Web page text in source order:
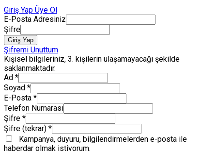
Giriş Yap Üye Ol
E-Posta Adresiniz
Şifre
Giriş Yap
Şifremi Unuttum
Kişisel bilgileriniz, 3. kişilerin ulaşamayacağı şekilde
saklanmaktadır.
Ad *
Soyad *
E-Posta *
Telefon Numarası
Şifre *
Şifre (tekrar) *
Kampanya, duyuru, bilgilendirmelerden e-posta ile
haberdar olmak istiyorum.